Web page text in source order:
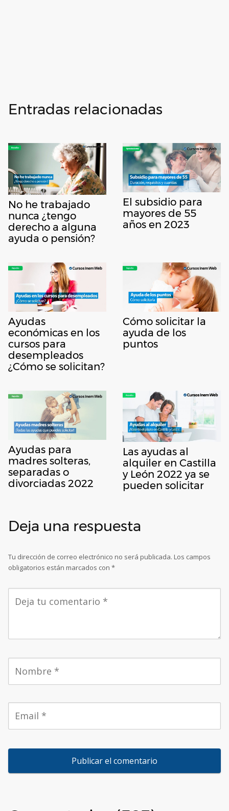
Entradas relacionadas
No he trabajado
nunca ¿tengo
derecho a alguna
ayuda o pensión?
El subsidio para
mayores de 55
años en 2023
Ayudas
económicas en los
cursos para
desempleados
¿Cómo se solicitan?
Cómo solicitar la
ayuda de los
puntos
Ayudas para
madres solteras,
separadas o
divorciadas 2022
Las ayudas al
alquiler en Castilla
y León 2022 ya se
pueden solicitar
Deja una respuesta
Tu dirección de correo electrónico no será publicada. Los campos
obligatorios están marcados con *